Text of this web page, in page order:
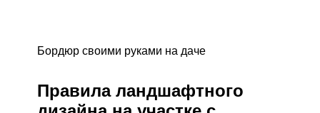
Бордюр своими руками на даче
Правила ландшафтного